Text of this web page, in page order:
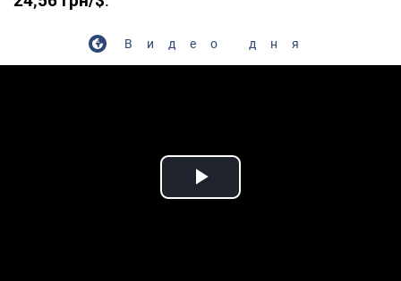
Видео дня
Play Video